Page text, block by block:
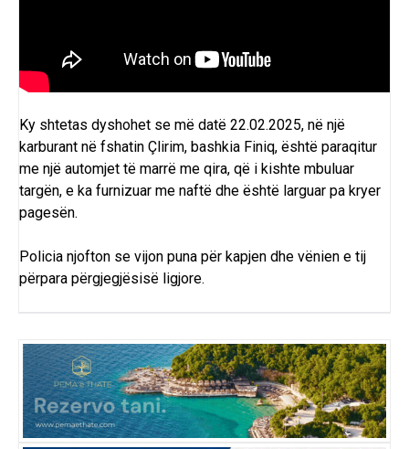
Ky shtetas dyshohet se më datë 22.02.2025, në një
karburant në fshatin Çlirim, bashkia Finiq, është paraqitur
me një automjet të marrë me qira, që i kishte mbuluar
targën, e ka furnizuar me naftë dhe është larguar pa kryer
pagesën.
Policia njofton se vijon puna për kapjen dhe vënien e tij
përpara përgjegjësisë ligjore.